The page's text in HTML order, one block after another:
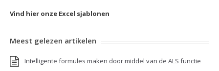
Vind hier onze Excel sjablonen
Meest gelezen artikelen
Intelligente formules maken door middel van de ALS functie